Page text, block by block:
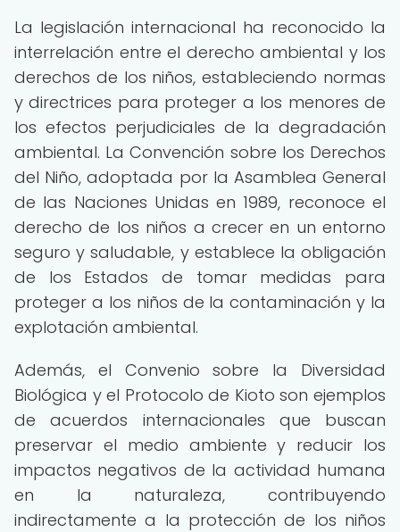
La legislación internacional ha reconocido la
interrelación entre el derecho ambiental y los
derechos de los niños, estableciendo normas
y directrices para proteger a los menores de
los efectos perjudiciales de la degradación
ambiental. La Convención sobre los Derechos
del Niño, adoptada por la Asamblea General
de las Naciones Unidas en 1989, reconoce el
derecho de los niños a crecer en un entorno
seguro y saludable, y establece la obligación
de los Estados de tomar medidas para
proteger a los niños de la contaminación y la
explotación ambiental.
Además, el Convenio sobre la Diversidad
Biológica y el Protocolo de Kioto son ejemplos
de acuerdos internacionales que buscan
preservar el medio ambiente y reducir los
impactos negativos de la actividad humana
en la naturaleza, contribuyendo
indirectamente a la protección de los niños